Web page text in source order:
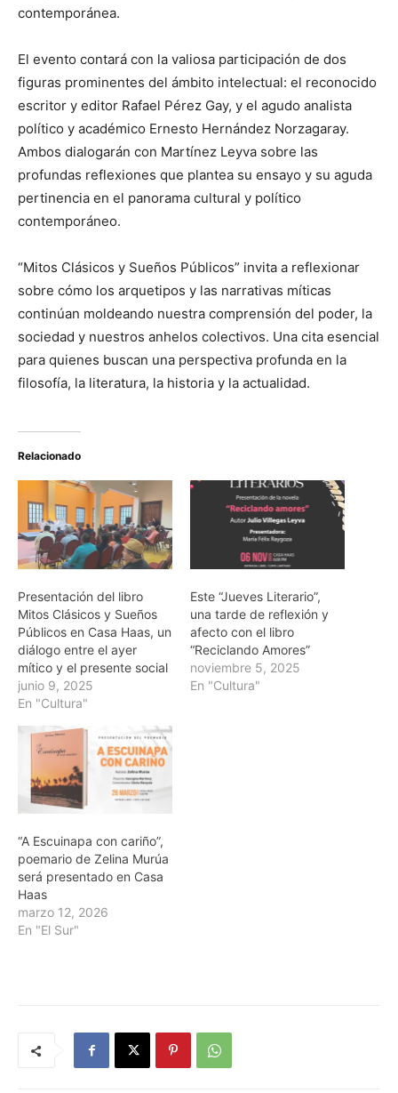
contemporánea.
El evento contará con la valiosa participación de dos
figuras prominentes del ámbito intelectual: el reconocido
escritor y editor Rafael Pérez Gay, y el agudo analista
político y académico Ernesto Hernández Norzagaray.
Ambos dialogarán con Martínez Leyva sobre las
profundas reflexiones que plantea su ensayo y su aguda
pertinencia en el panorama cultural y político
contemporáneo.
“Mitos Clásicos y Sueños Públicos” invita a reflexionar
sobre cómo los arquetipos y las narrativas míticas
continúan moldeando nuestra comprensión del poder, la
sociedad y nuestros anhelos colectivos. Una cita esencial
para quienes buscan una perspectiva profunda en la
filosofía, la literatura, la historia y la actualidad.
Relacionado
Presentación del libro
Mitos Clásicos y Sueños
Públicos en Casa Haas, un
diálogo entre el ayer
mítico y el presente social
junio 9, 2025
En "Cultura"
Este “Jueves Literario”,
una tarde de reflexión y
afecto con el libro
“Reciclando Amores”
noviembre 5, 2025
En "Cultura"
“A Escuinapa con cariño”,
poemario de Zelina Murúa
será presentado en Casa
Haas
marzo 12, 2026
En "El Sur"